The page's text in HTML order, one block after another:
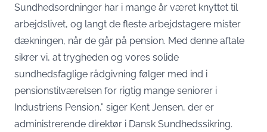
Sundhedsordninger har i mange år været knyttet til
arbejdslivet, og langt de fleste arbejdstagere mister
dækningen, når de går på pension. Med denne aftale
sikrer vi, at trygheden og vores solide
sundhedsfaglige rådgivning følger med ind i
pensionstilværelsen for rigtig mange seniorer i
Industriens Pension,” siger Kent Jensen, der er
administrerende direktør i Dansk Sundhedssikring.